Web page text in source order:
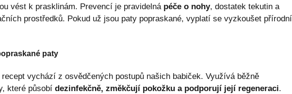
vést k prasklinám. Prevencí je pravidelná péče o nohy, dostatek tekutin a
prostředků. Pokud už jsou paty popraskané, vyplatí se vyzkoušet přírodní
paty
recept vychází z osvědčených postupů našich babiček. Využívá běžně
které působí dezinfekčně, změkčují pokožku a podporují její regeneraci.